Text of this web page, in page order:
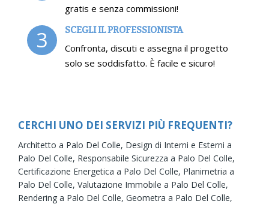
gratis e senza commissioni!
3 SCEGLI IL PROFESSIONISTA
Confronta, discuti e assegna il progetto
solo se soddisfatto. È facile e sicuro!
CERCHI UNO DEI SERVIZI PIÙ FREQUENTI?
Architetto a Palo Del Colle, Design di Interni e Esterni a
Palo Del Colle, Responsabile Sicurezza a Palo Del Colle,
Certificazione Energetica a Palo Del Colle, Planimetria a
Palo Del Colle, Valutazione Immobile a Palo Del Colle,
Rendering a Palo Del Colle, Geometra a Palo Del Colle,